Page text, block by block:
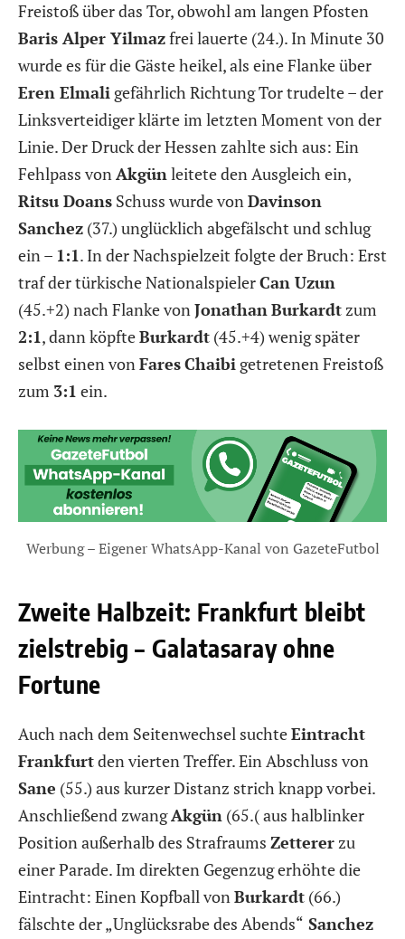
Freistoß über das Tor, obwohl am langen Pfosten
Baris Alper Yilmazfrei lauerte (24.). In Minute 30
wurde es für die Gäste heikel, als eine Flanke über
Eren Elmali gefährlich Richtung Tor trudelte – der
Linksverteidiger klärte im letzten Moment von der
Linie. Der Druck der Hessen zahlte sich aus: Ein
Fehlpass vonAkgünleitete den Ausgleich ein,
Ritsu Doans Schuss wurde vonDavinson
Sanchez (37.) unglücklich abgefälscht und schlug
ein – 1:1. In der Nachspielzeit folgte der Bruch: Erst
traf der türkische NationalspielerCan Uzun
(45.+2) nach Flanke vonJonathanBurkardtzum
2:1, dann köpfteBurkardt (45.+4) wenig später
selbst einen vonFaresChaibi getretenen Freistoß
zum 3:1 ein.
Werbung – Eigener WhatsApp-Kanal von GazeteFutbol
Zweite Halbzeit: Frankfurt bleibt
zielstrebig – Galatasaray ohne
Fortune
Auch nach dem Seitenwechsel suchteEintracht
Frankfurtden vierten Treffer. Ein Abschluss von
Sane (55.) aus kurzer Distanz strich knapp vorbei.
Anschließend zwangAkgün (65.( aus halblinker
Position außerhalb des Strafraums Zettererzu
einer Parade. Im direkten Gegenzug erhöhte die
Eintracht: Einen Kopfball vonBurkardt (66.)
fälschte der „Unglücksrabe des Abends“ Sanchez